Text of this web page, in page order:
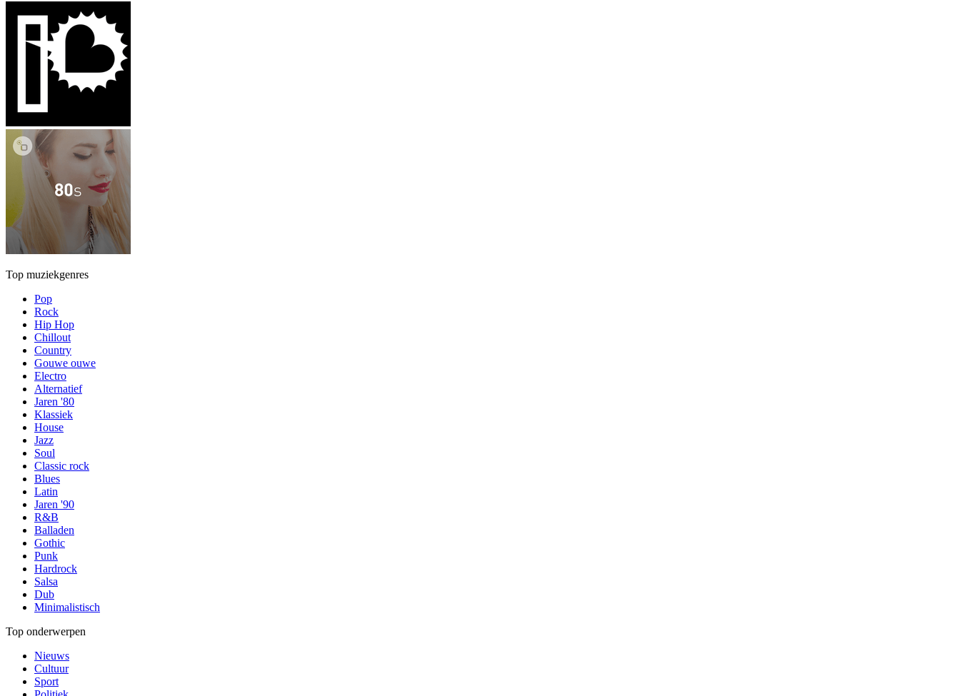
Top muziekgenres
Pop
Rock
Hip Hop
Chillout
Country
Gouwe ouwe
Electro
Alternatief
Jaren '80
Klassiek
House
Jazz
Soul
Classic rock
Blues
Latin
Jaren '90
R&B
Balladen
Gothic
Punk
Hardrock
Salsa
Dub
Minimalistisch
Top onderwerpen
Nieuws
Cultuur
Sport